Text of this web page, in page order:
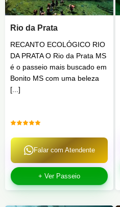
Rio da Prata
RECANTO ECOLÓGICO RIO
DA PRATA O Rio da Prata MS
é o passeio mais buscado em
Bonito MS com uma beleza
[...]
Falar com Atendente
+ Ver Passeio